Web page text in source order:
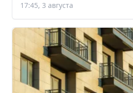
17:45, 3 августа